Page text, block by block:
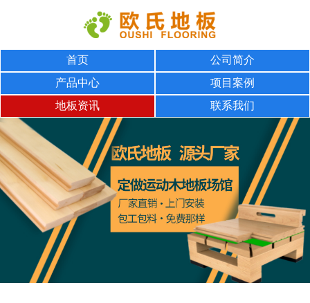
首页
公司简介
产品中心
项目案例
地板资讯
联系我们